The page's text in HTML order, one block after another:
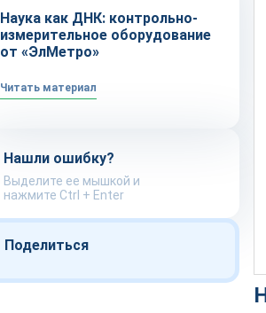
Наука как ДНК: контрольно-
измерительное оборудование
от «ЭлМетро»
Читать материал
Нашли ошибку?
Выделите ее мышкой и
нажмите Ctrl + Enter
Поделиться